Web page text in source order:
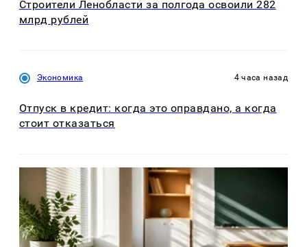
Строители Ленобласти за полгода освоили 282
млрд рублей
Экономика 4 часа назад
Отпуск в кредит: когда это оправдано, а когда
стоит отказаться